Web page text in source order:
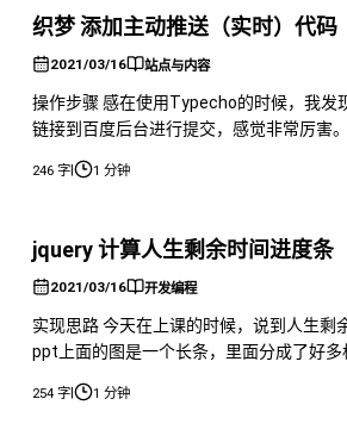
较少或者懂技术的人。 由于我的网站内容
不涉及数据库
织梦 添加主动推送（实时）代码
2021/03/16 站点与内容
操作步骤 感在使用Typecho的时候，我发
链接到百度后台进行提交，感觉非常厉害
在织梦（DedeCMS）中实现类似的主动推
动推送的方法是通过修改发布文章的PHP
在你的后台文件夹中，默认的文件夹名是
246 字| 1 分钟
jquery 计算人生剩余时间进度条
2021/03/16 开发编程
实现思路 今天在上课的时候，说到人生剩
ppt上面的图是一个长条，里面分成了好多
工作睡觉等方面的时间都有一个大概的计
254 字| 1 分钟